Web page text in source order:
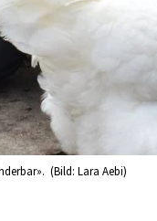
(Bild: Lara Aebi)